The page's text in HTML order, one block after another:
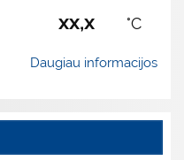
xx,x °C
Daugiau informacijos